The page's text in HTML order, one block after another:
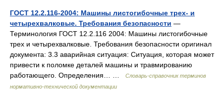
ГОСТ 12.2.116-2004: Машины листогибочные трех- и
четырехвалковые. Требования безопасности —
Терминология ГОСТ 12.2.116 2004: Машины листогибочные
трех и четырехвалковые. Требования безопасности оригинал
документа: 3.3 аварийная ситуация: Ситуация, которая может
привести к поломке деталей машины и травмированию
работающего. Определения… …
Словарь-справочник терминов
нормативно-технической документации